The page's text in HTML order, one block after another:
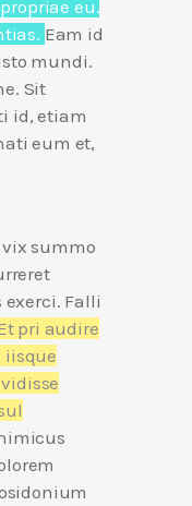
eu.
Eam id
mundi.
Sit
id, etiam
eum et,
vix summo
Falli
pri audire
iisque